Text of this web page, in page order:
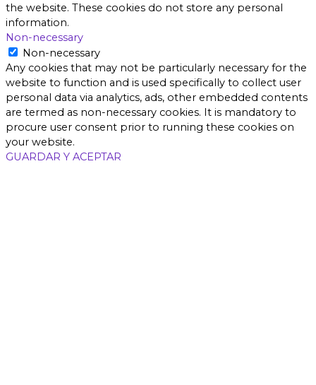
the website. These cookies do not store any personal
information.
Non-necessary
Non-necessary
Any cookies that may not be particularly necessary for the
website to function and is used specifically to collect user
personal data via analytics, ads, other embedded contents
are termed as non-necessary cookies. It is mandatory to
procure user consent prior to running these cookies on
your website.
GUARDAR Y ACEPTAR